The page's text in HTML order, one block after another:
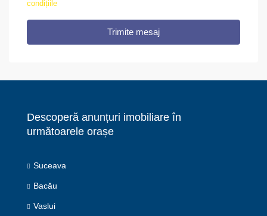
condițiile
Trimite mesaj
Descoperă anunțuri imobiliare în
următoarele orașe
Suceava
Bacău
Vaslui